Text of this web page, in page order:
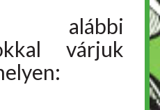
várjuk